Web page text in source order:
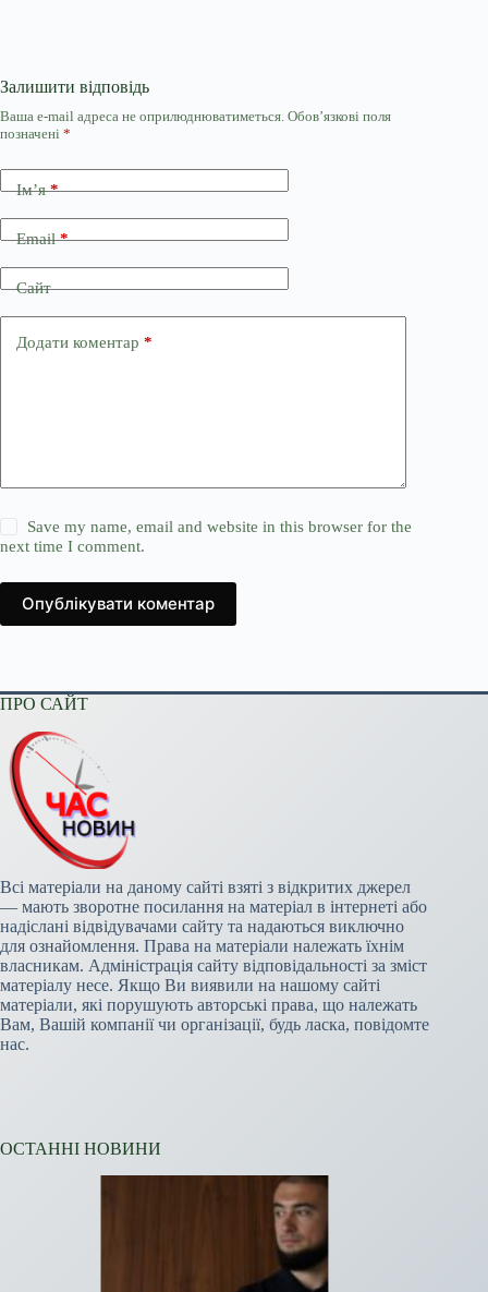
Залишити відповідь
Ваша e-mail адреса не оприлюднюватиметься. Обов’язкові поля
позначені *
Ім’я*
Email*
Сайт
Додати коментар *
Save my name, email and website in this browser for the
next time I comment.
Опублікувати коментар
ПРО САЙТ
Всі матеріали на даному сайті взяті з відкритих джерел
— мають зворотне посилання на матеріал в інтернеті або
надіслані відвідувачами сайту та надаються виключно
для ознайомлення. Права на матеріали належать їхнім
власникам. Адміністрація сайту відповідальності за зміст
матеріалу несе. Якщо Ви виявили на нашому сайті
матеріали, які порушують авторські права, що належать
Вам, Вашій компанії чи організації, будь ласка, повідомте
нас.
ОСТАННІ НОВИНИ